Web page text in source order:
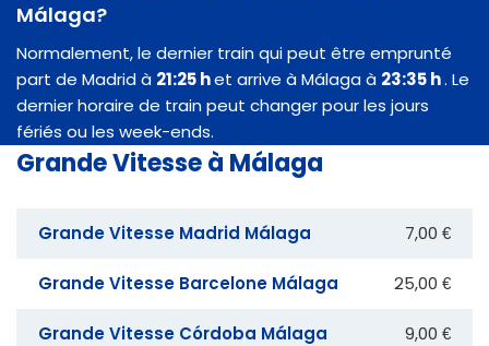
Málaga?
Normalement, le dernier train qui peut être emprunté
part de Madrid à 21:25 het arrive à Málaga à 23:35 h. Le
dernier horaire de train peut changer pour les jours
fériés ou les week-ends.
Grande Vitesse à Málaga
Grande Vitesse Madrid Málaga 7,00 €
Grande Vitesse Barcelone Málaga 25,00 €
Grande Vitesse Córdoba Málaga 9,00 €